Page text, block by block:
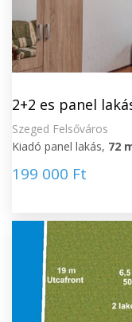
2+2 es panel
Szeged Felsőváros
Kiadó panel lakás, 72
199 000 Ft